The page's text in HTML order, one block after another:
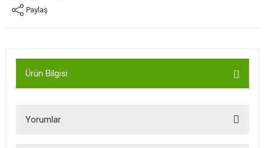
Paylaş
Ürün Bilgisi
Yorumlar